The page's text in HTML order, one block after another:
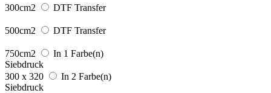
300cm2 DTF Transfer
500cm2 DTF Transfer
750cm2
In 1 Farbe(n)
Siebdruck
300 x 320
In 2 Farbe(n)
Siebdruck